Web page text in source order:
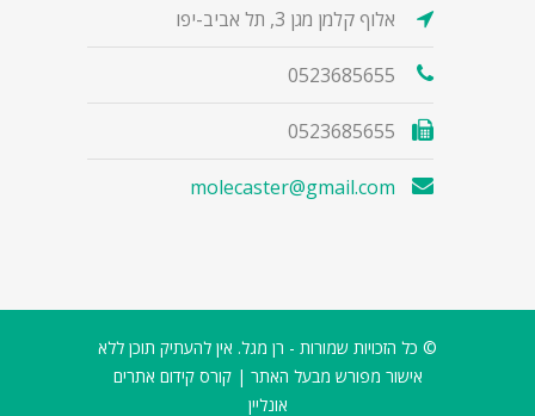
אלוף קלמן מגן 3, תל אביב-יפו
0523685655
0523685655
molecaster@gmail.com
© כל הזכויות שמורות - רן מגל. אין להעתיק תוכן ללא
אישור מפורש מבעל האתר |קורס קידום אתרים
אונליין